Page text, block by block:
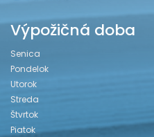
Výpožičná doba
Senica
Pondelok
Utorok
Streda
Štvrtok
Piatok